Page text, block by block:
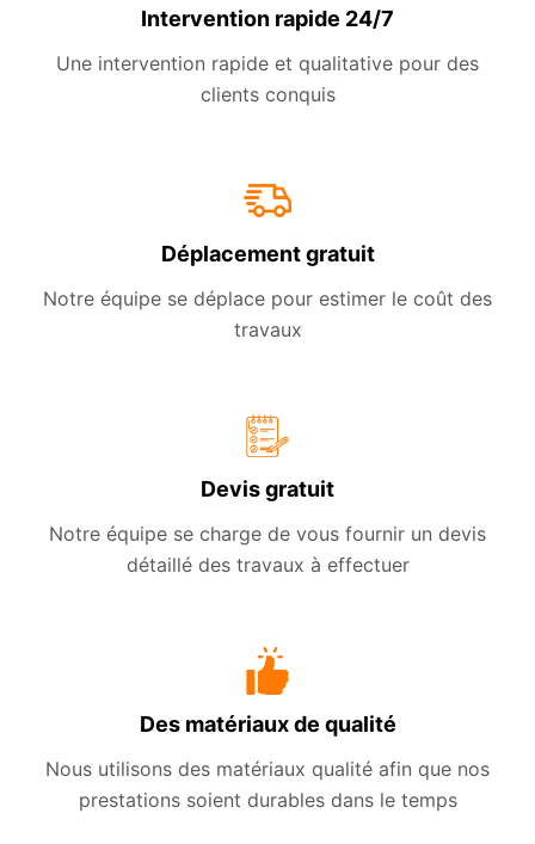
Intervention rapide 24/7
Une intervention rapide et qualitative pour des
clients conquis
Déplacement gratuit
Notre équipe se déplace pour estimer le coût des
travaux
Devis gratuit
Notre équipe se charge de vous fournir un devis
détaillé des travaux à effectuer
Des matériaux de qualité
Nous utilisons des matériaux qualité afin que nos
prestations soient durables dans le temps